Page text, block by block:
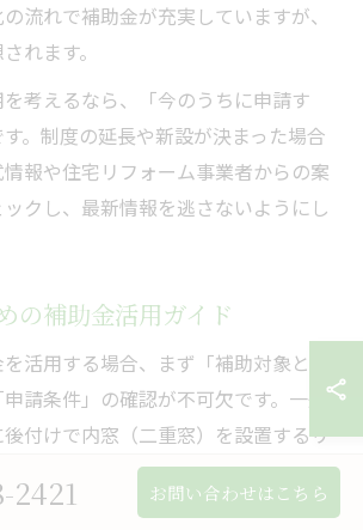
流れで補助金が充実していますが、
れます。
考えるなら、「今のうちに申請す
。制度の延長や新設が決まった場合
報や住宅リフォーム事業者からの案
クし、最新情報を逃さないようにし
の補助金活用ガイド
活用する場合、まず「補助対象とな
請条件」の確認が不可欠です。一般
付けで内窓（二重窓）を設置するリ
なり、断熱性能や材料仕様など一定の
あります。
2421 お問い合わせはこちら